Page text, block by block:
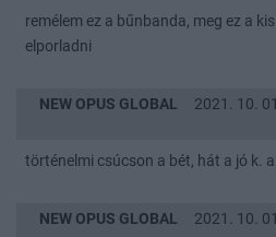
remélem ez a bűnbanda, meg ez a
elporladni
NEW OPUS GLOBAL
2021. 10.
történelmi csúcson a bét, hát a jó k.
NEW OPUS GLOBAL
2021. 10.